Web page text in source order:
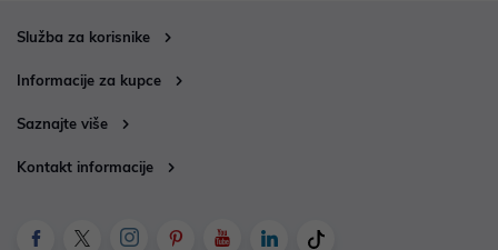
Služba za korisnike
Informacije za kupce
Saznajte više
Kontakt informacije